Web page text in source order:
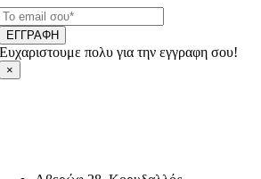
ΕΓΓΡΑΦΗ
Ευχαριστουμε πολυ για την εγγραφη σου!
×